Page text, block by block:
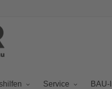
Service BAU-